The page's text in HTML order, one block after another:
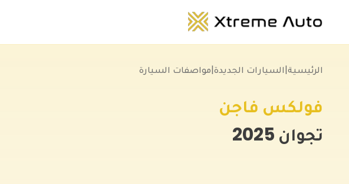
الرئيسية|السيارات الجديدة|مواصفات السيارة
فولكس فاجن
تجوان 2025